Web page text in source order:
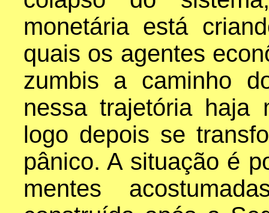
monetária está
quais os agentes
zumbis a caminho
nessa trajetória haja
logo depois se
pânico. A situação é
mentes